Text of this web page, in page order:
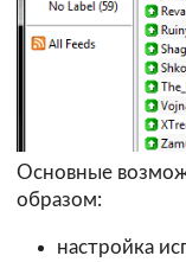
Основные
образом:
настройка